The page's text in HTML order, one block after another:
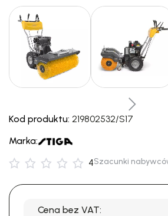
Kod produktu: 219802532/S17
Marka:
4Szacunki
Cena bez VAT: